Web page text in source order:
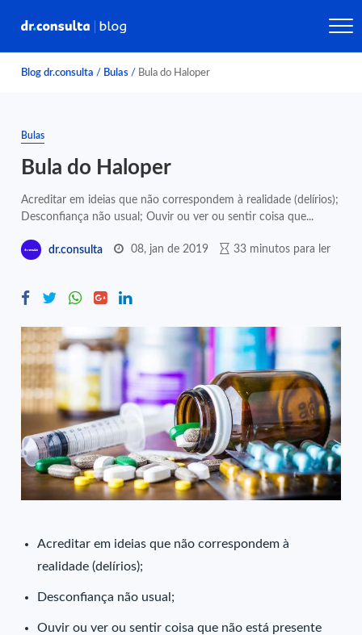
Blog dr.consulta / Bulas / Bula do Haloper
Bulas
Bula do Haloper
Acreditar em ideias que não correspondem à realidade (delírios);
Desconfiança não usual; Ouvir ou ver ou sentir coisa que...
dr.consulta 08, jan de 2019 33 minutos para ler
Acreditar em ideias que não correspondem à
realidade (delírios);
Desconfiança não usual;
Ouvir ou ver ou sentir coisa que não está presente